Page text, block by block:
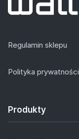
Regulamin sklepu
Polityka prywatności
Produkty